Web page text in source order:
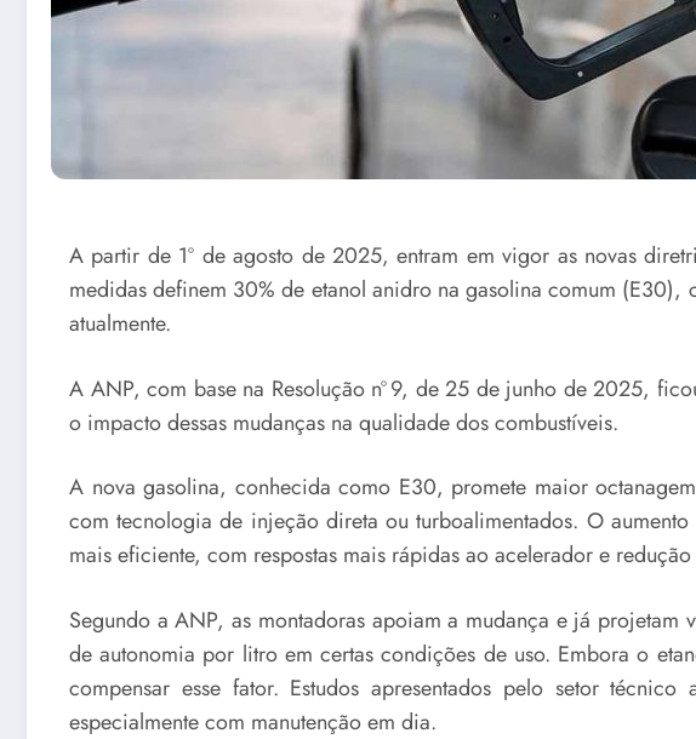
A partir de 1º de agosto de 2025, entram em vigor as novas
medidas definem 30% de etanol anidro na gasolina comum
atualmente.
A ANP, com base na Resolução nº 9, de 25 de junho de 2025,
o impacto dessas mudanças na qualidade dos combustíveis.
A nova gasolina, conhecida como E30, promete maior
com tecnologia de injeção direta ou turboalimentados. O
mais eficiente, com respostas mais rápidas ao acelerador e
Segundo a ANP, as montadoras apoiam a mudança e já
de autonomia por litro em certas condições de uso. Embora o
compensar esse fator. Estudos apresentados pelo setor
especialmente com manutenção em dia.